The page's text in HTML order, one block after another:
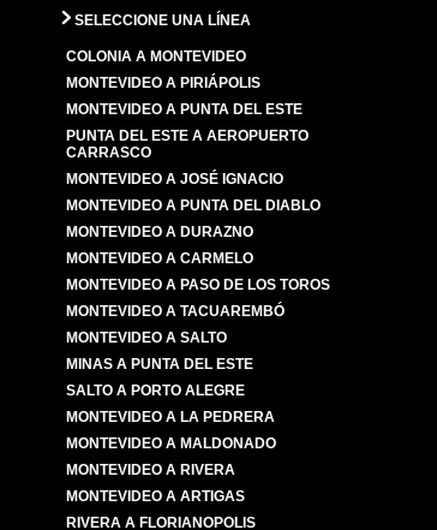
SELECCIONE UNA LÍNEA
COLONIA A MONTEVIDEO
MONTEVIDEO A PIRIÁPOLIS
MONTEVIDEO A PUNTA DEL ESTE
PUNTA DEL ESTE A AEROPUERTO
CARRASCO
MONTEVIDEO A JOSÉ IGNACIO
MONTEVIDEO A PUNTA DEL DIABLO
MONTEVIDEO A DURAZNO
MONTEVIDEO A CARMELO
MONTEVIDEO A PASO DE LOS TOROS
MONTEVIDEO A TACUAREMBÓ
MONTEVIDEO A SALTO
MINAS A PUNTA DEL ESTE
SALTO A PORTO ALEGRE
MONTEVIDEO A LA PEDRERA
MONTEVIDEO A MALDONADO
MONTEVIDEO A RIVERA
MONTEVIDEO A ARTIGAS
RIVERA A FLORIANOPOLIS